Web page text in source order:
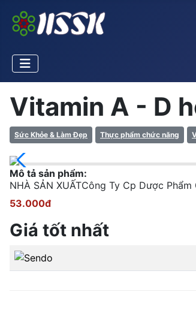
Vitamin A - D
Sức Khỏe & Làm Đẹp Thực phẩm chức năng
Mô tả sản phẩm:
NHÀ SẢN XUẤTCông Ty Cp Dược
53.000đ
Giá tốt nhất